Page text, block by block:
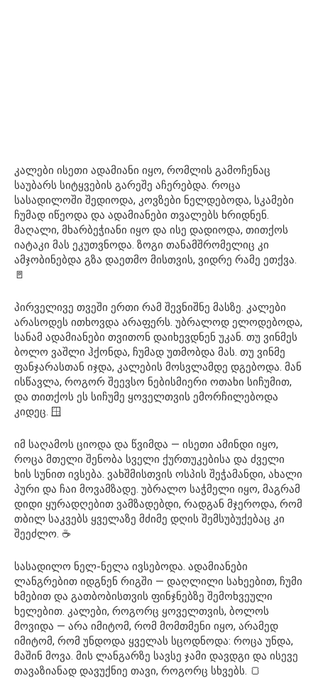
კალები ისეთი ადამიანი იყო, რომლის გამოჩენაც
საუბარს სიტყვების გარეშე აჩერებდა. როცა
სასადილოში შედიოდა, კოვზები ნელდებოდა, სკამები
ჩუმად იწეოდა და ადამიანები თვალებს ხრიდნენ.
მაღალი, მხარბეჭიანი იყო და ისე დადიოდა, თითქოს
იატაკი მას ეკუთვნოდა. ზოგი თანამშრომელიც კი
ამჯობინებდა გზა დაეთმო მისთვის, ვიდრე რამე ეთქვა.
🚪
პირველივე თვეში ერთი რამ შევნიშნე მასზე. კალები
არასოდეს ითხოვდა არაფერს. უბრალოდ ელოდებოდა,
სანამ ადამიანები თვითონ დაიხევდნენ უკან. თუ ვინმეს
ბოლო ვაშლი ჰქონდა, ჩუმად უთმობდა მას. თუ ვინმე
ფანჯარასთან იჯდა, კალების მოსვლამდე დგებოდა. მან
ისწავლა, როგორ შეევსო ნებისმიერი ოთახი სიჩუმით,
და თითქოს ეს სიჩუმე ყოველთვის ემორჩილებოდა
კიდეც. 🪟
იმ საღამოს ციოდა და წვიმდა — ისეთი ამინდი იყო,
როცა მთელი შენობა სველი ქურთუკებისა და ძველი
ხის სუნით ივსება. ვახშმისთვის ოსპის შეჭამანდი, ახალი
პური და ჩაი მოვამზადე. უბრალო საჭმელი იყო, მაგრამ
დიდი ყურადღებით ვამზადებდი, რადგან მჯეროდა, რომ
თბილ საკვებს ყველაზე მძიმე დღის შემსუბუქებაც კი
შეეძლო. ☕
სასადილო ნელ-ნელა ივსებოდა. ადამიანები
ლანგრებით იდგნენ რიგში — დაღლილი სახეებით, ჩუმი
ხმებით და გათბობისთვის ფინჯნებზე შემოხვეული
ხელებით. კალები, როგორც ყოველთვის, ბოლოს
მოვიდა — არა იმიტომ, რომ მომთმენი იყო, არამედ
იმიტომ, რომ უნდოდა ყველას სცოდნოდა: როცა უნდა,
მაშინ მოვა. მის ლანგარზე სავსე ჯამი დავდგი და ისევე
თავაზიანად დავუქნიე თავი, როგორც სხვებს. 🍞